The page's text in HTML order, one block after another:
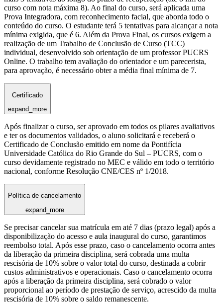
curso com nota máxima 8). Ao final do curso, será aplicada uma
Prova Integradora, com reconhecimento facial, que aborda todo o
conteúdo do curso. O estudante terá 5 tentativas para alcançar a nota
mínima exigida, que é 6. Além da Prova Final, os cursos exigem a
realização de um Trabalho de Conclusão de Curso (TCC)
individual, desenvolvido sob orientação de um professor PUCRS
Online. O trabalho tem avaliação do orientador e um parecerista,
para aprovação, é necessário obter a média final mínima de 7.
Certificado
expand_more
Após finalizar o curso, ser aprovado em todos os pilares avaliativos
e ter os documentos validados, o aluno solicitará e receberá o
Certificado de Conclusão emitido em nome da Pontifícia
Universidade Católica do Rio Grande do Sul – PUCRS, com o
curso devidamente registrado no MEC e válido em todo o território
nacional, conforme Resolução CNE/CES nº 1/2018.
Política de cancelamento
expand_more
Se precisar cancelar sua matrícula em até 7 dias (prazo legal) após a
disponibilização do acesso e aula inaugural do curso, garantimos
reembolso total. Após esse prazo, caso o cancelamento ocorra antes
da liberação da primeira disciplina, será cobrada uma multa
rescisória de 10% sobre o valor total do curso, destinada a cobrir
custos administrativos e operacionais. Caso o cancelamento ocorra
após a liberação da primeira disciplina, será cobrado o valor
proporcional ao período de prestação de serviço, acrescido da multa
rescisória de 10% sobre o saldo remanescente.